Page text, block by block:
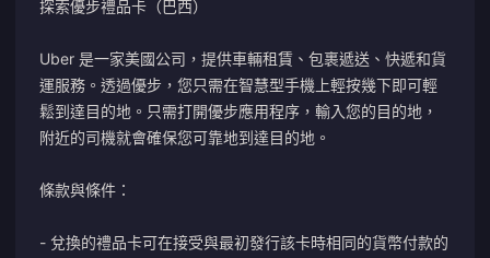
探索優步禮品卡（巴西）
Uber 是一家美國公司，提供車輛租賃、包裹遞送、快遞和貨
運服務。透過優步，您只需在智慧型手機上輕按幾下即可輕
鬆到達目的地。只需打開優步應用程序，輸入您的目的地，
附近的司機就會確保您可靠地到達目的地。
條款與條件：
- 兌換的禮品卡可在接受與最初發行該卡時相同的貨幣付款的